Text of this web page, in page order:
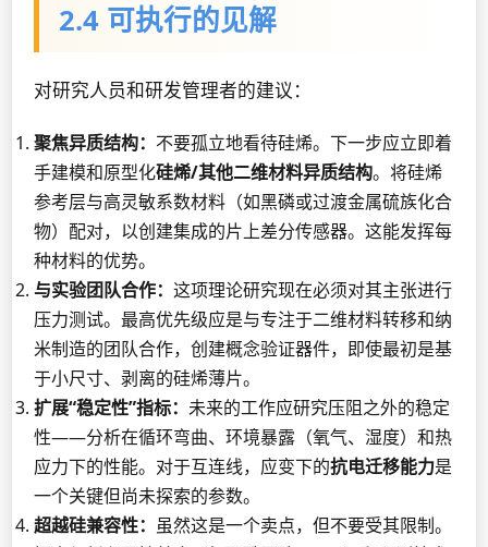
2.4 可执行的见解
对研究人员和研发管理者的建议：
聚焦异质结构： 不要孤立地看待硅烯。下一步应立即着
手建模和原型化硅烯/其他二维材料异质结构。将硅烯
参考层与高灵敏系数材料（如黑磷或过渡金属硫族化合
物）配对，以创建集成的片上差分传感器。这能发挥每
种材料的优势。
与实验团队合作： 这项理论研究现在必须对其主张进行
压力测试。最高优先级应是与专注于二维材料转移和纳
米制造的团队合作，创建概念验证器件，即使最初是基
于小尺寸、剥离的硅烯薄片。
扩展“稳定性”指标： 未来的工作应研究压阻之外的稳定
性——分析在循环弯曲、环境暴露（氧气、湿度）和热
应力下的性能。对于互连线，应变下的抗电迁移能力是
一个关键但尚未探索的参数。
超越硅兼容性： 虽然这是一个卖点，但不要受其限制。